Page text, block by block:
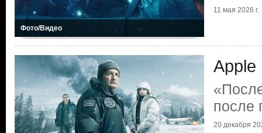
Фото/Видео
11 мая 2026 г.
Apple
после
20 декабря